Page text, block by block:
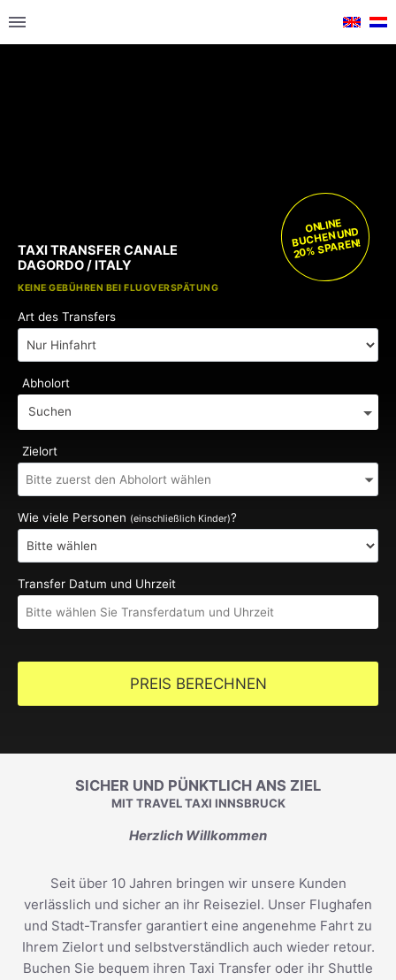
KOSTENLOSE KINDERSITZE
KEINE GEBÜHREN BEI FLUGVERSPÄTUNG
TAXI TRANSFER CANALE
DAGORDO / ITALY
ONLINE
BUCHEN UND
20% SPAREN!
Art des Transfers
Abholort
Suchen
Zielort
Wie viele Personen (einschließlich Kinder)?
Transfer Datum und Uhrzeit
PREIS BERECHNEN
SICHER UND PÜNKTLICH ANS ZIEL
MIT TRAVEL TAXI INNSBRUCK
Herzlich Willkommen
Seit über 10 Jahren bringen wir unsere Kunden
verlässlich und sicher an ihr Reiseziel. Unser Flughafen
und Stadt-Transfer garantiert eine angenehme Fahrt zu
Ihrem Zielort und selbstverständlich auch wieder retour.
Buchen Sie bequem ihren Taxi Transfer oder ihr Shuttle